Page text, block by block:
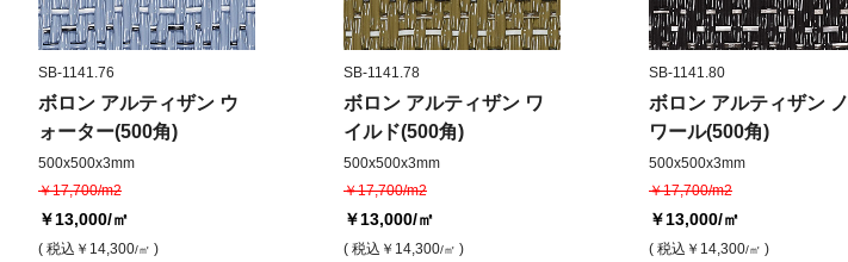
SB-1141.76
ボロン アルティザン ウ
ォーター(500角)
500x500x3mm
￥17,700/m2
￥13,000/㎡
( 税込 ￥14,300/㎡ )
SB-1141.78
ボロン アルティザン ワ
イルド(500角)
500x500x3mm
￥17,700/m2
￥13,000/㎡
( 税込 ￥14,300/㎡ )
SB-1141.80
ボロン アルティザン ノ
ワール(500角)
500x500x3mm
￥17,700/m2
￥13,000/㎡
( 税込 ￥14,300/㎡ )